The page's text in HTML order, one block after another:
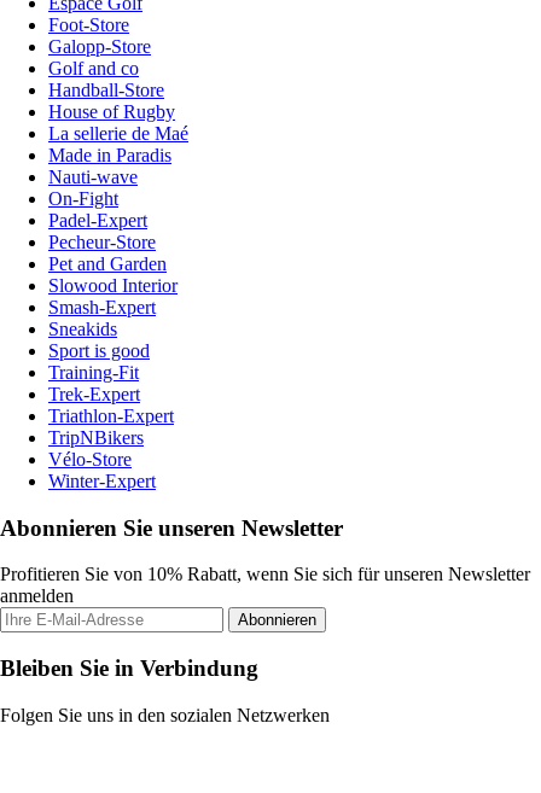
Foot-Store
Galopp-Store
Golf and co
Handball-Store
House of Rugby
La sellerie de Maé
Made in Paradis
Nauti-wave
On-Fight
Padel-Expert
Pecheur-Store
Pet and Garden
Slowood Interior
Smash-Expert
Sneakids
Sport is good
Training-Fit
Trek-Expert
Triathlon-Expert
TripNBikers
Vélo-Store
Winter-Expert
Abonnieren Sie unseren Newsletter
Profitieren Sie von 10% Rabatt, wenn Sie sich für unseren Newsletter
anmelden
Abonnieren
Bleiben Sie in Verbindung
Folgen Sie uns in den sozialen Netzwerken